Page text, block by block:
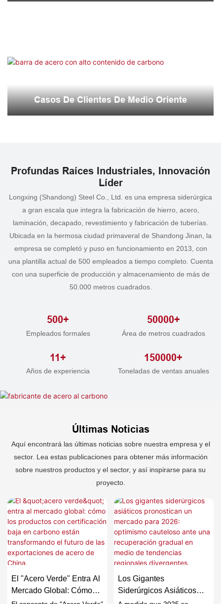
Casos De Clientes De Medio Oriente
Profundas Raíces Industriales, Innovación
Líder
Longxing (Shandong) Steel Co., Ltd. es una empresa siderúrgica
a gran escala que integra la fabricación de hierro, acero,
laminación, decapado, revestimiento y fabricación de tuberías.
Ubicada en la hermosa ciudad primaveral de Shandong Jinan, la
empresa se completó y puso en funcionamiento en 2013, con
una plantilla actual de 500 empleados a tiempo completo. Cuenta
con una superficie de producción y almacenamiento de más de
50.000 metros cuadrados.
500+
Empleados formales
50000+
Área de metros cuadrados
11+
Años de experiencia
150000+
Toneladas de ventas anuales
Últimas Noticias
Aquí encontrará las últimas noticias sobre nuestra empresa y el
sector. Lea estas publicaciones para obtener más información
sobre nuestros productos y el sector, y así inspirarse para su
proyecto.
El "acero Verde" Entra Al
Mercado Global: Cómo
Los Productos Con
Los Gigantes
Siderúrgicos Asiáticos
Pronostican Un Mercado